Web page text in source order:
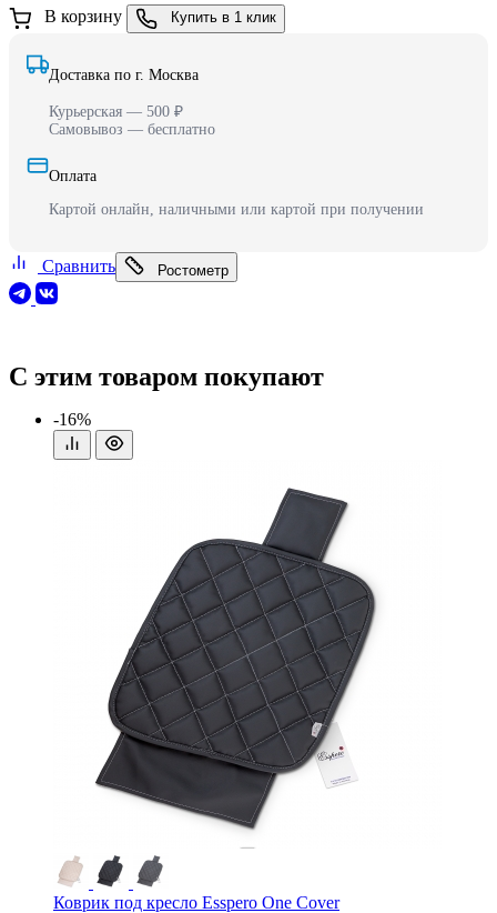
В корзину Купить в 1 клик
Доставка по г. Москва
Курьерская — 500 ₽
Самовывоз — бесплатно
Оплата
Картой онлайн, наличными или картой при получении
Сравнить Ростометр
С этим товаром покупают
-16%
Коврик под кресло Esspero One Cover